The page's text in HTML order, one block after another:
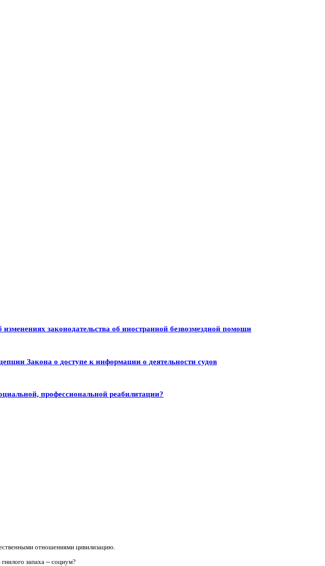
законодательства об иностранной безвозмездной помощи
Закона о доступе к информации о деятельности судов
профессиональной реабилитации?
отношениями цивилизацию.
запаха -- социум?